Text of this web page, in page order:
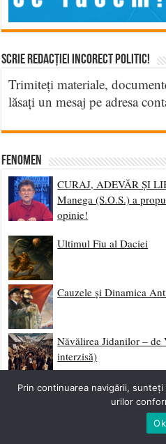
Scrie Redacției Incorect Politic!
Trimiteți materiale,
lăsați un mesaj pe adresa
Fenomen
CURAJ, ADEVĂR ȘI
Manega (S.O.S.) a
opinie!
Ultimul Fiu al Daciei
Cauzele și Dinamica
Năvălirea Jidanilor – de
interzisă)
Europa și România în
Prin continuarea navigării,
urilor
Ok